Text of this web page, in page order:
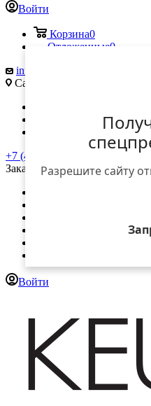
Разрешите сайту
Войти
Корзина0
Отложенные0
info@keune.ru
Саморы Машела ул., д. 5А
+7 (499) 486-15-36
Заказать звонок
Войти